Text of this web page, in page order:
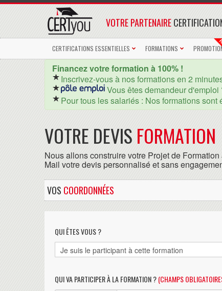
VOTRE PARTENAIRE
CERTIFICATIONS ESSENTIELLES FORMATIONS
Financez votre formation à 100% !
Inscrivez-vous à nos formations en 2
Vous êtes demandeur
Pour tous les salariés : Nos formations sont
VOTRE DEVIS FORMATION
Nous allons construire votre Projet de
Mail votre devis personnalisé et sans
VOS COORDONNÉES
QUI ÊTES VOUS ?
QUI VA PARTICIPER À LA FORMATION ?(CHAMPS